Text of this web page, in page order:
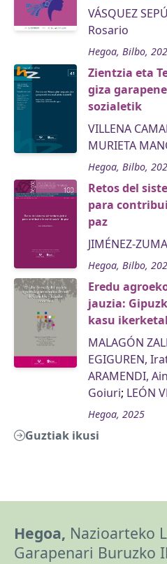
VÁSQUEZ
Rosario
Hegoa, Bilbo,
Zientzia eta
giza
sozialetik
VILLENA
MURIETA
Hegoa, Bilbo,
Retos del
para
paz
JIMÉNEZ-
Hegoa, Bilbo,
Eredu
jauzia:
kasu
MALAGÓN
EGIGUREN,
ARAMENDI,
Goiuri; LEÓN
Hegoa, 2025
Guztiak ikusi
Hegoa, Nazioarteko
Garapenari Buruzko